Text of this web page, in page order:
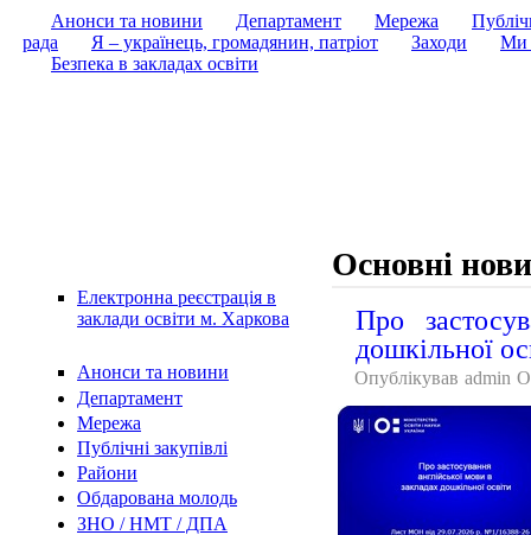
Анонси та новини Департамент Мережа
рада
Я – українець, громадянин, патріот Заходи
Ми
Безпека в закладах освіти
Електронна реєстрація в
заклади освіти м. Харкова
Анонси та новини
Департамент
Мережа
Публічні закупівлі
Райони
Обдарована молодь
ЗНО / НМТ / ДПА
Основні
Про
дошкільної
Опублікував admin